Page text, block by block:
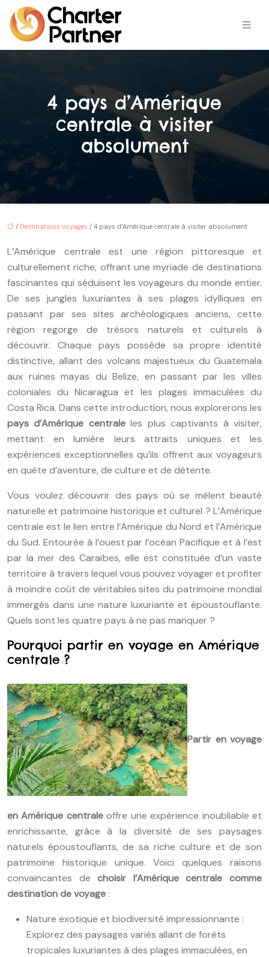
4 pays d’Amérique
centrale à visiter
absolument
/ Destinations voyages / 4 pays d’Amérique centrale à visiter absolument
L’Amérique centrale est une région pittoresque et
culturellement riche, offrant une myriade de destinations
fascinantes qui séduisent les voyageurs du monde entier.
De ses jungles luxuriantes à ses plages idylliques en
passant par ses sites archéologiques anciens, cette
région regorge de trésors naturels et culturels à
découvrir. Chaque pays possède sa propre identité
distinctive, allant des volcans majestueux du Guatemala
aux ruines mayas du Belize, en passant par les villes
coloniales du Nicaragua et les plages immaculées du
Costa Rica. Dans cette introduction, nous explorerons les
pays d’Amérique centraleles plus captivants à visiter,
mettant en lumière leurs attraits uniques et les
expériences exceptionnelles qu’ils offrent aux voyageurs
en quête d’aventure, de culture et de détente.
Vous voulez découvrir des pays où se mêlent beauté
naturelle et patrimoine historique et culturel ? L’Amérique
centrale est le lien entre l’Amérique du Nord et l’Amérique
du Sud. Entourée à l’ouest par l’océan Pacifique et à l’est
par la mer des Caraïbes, elle est constituée d’un vaste
territoire à travers lequel vous pouvez voyager et profiter
à moindre coût de véritables sites du patrimoine mondial
immergés dans une nature luxuriante et époustouflante.
Quels sont les quatre pays à ne pas manquer ?
Pourquoi partir en voyage en Amérique
centrale ?
Partir en voyage
en Amérique centraleoffre une expérience inoubliable et
enrichissante, grâce à la diversité de ses paysages
naturels époustouflants, de sa riche culture et de son
patrimoine historique unique. Voici quelques raisons
convaincantes de choisir l’Amérique centrale comme
destination de voyage :
Nature exotique et biodiversité impressionnante :
Explorez des paysages variés allant de forêts
tropicales luxuriantes à des plages immaculées, en